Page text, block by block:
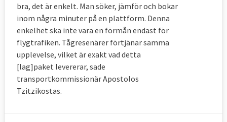
bra, det är enkelt. Man söker, jämför och bokar
inom några minuter på en plattform. Denna
enkelhet ska inte vara en förmån endast för
flygtrafiken. Tågresenärer förtjänar samma
upplevelse, vilket är exakt vad detta
[lag]paket levererar, sade
transportkommissionär Apostolos
Tzitzikostas.